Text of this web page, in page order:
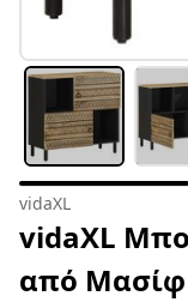
vidaXL
vidaXL
από Μασίφ